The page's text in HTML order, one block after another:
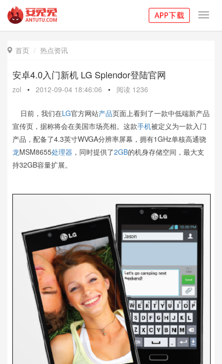
 首页 热点资讯
安卓4.0入门新机 LG Splendor登陆官网
zol • 2012-09-04 18:46:06 • 阅读 1236
日前，我们在LG官方网站产品页面上看到了一款中低端新产品
宣传页，据称将会在美国市场亮相。这款手机被定义为一款入门
产品，配备了4.3英寸WVGA分辨率屏幕，拥有1GHz单核高通骁
龙MSM8655处理器 ，同时提供了2GB的机身存储空间，最大支
持32GB容量扩展。